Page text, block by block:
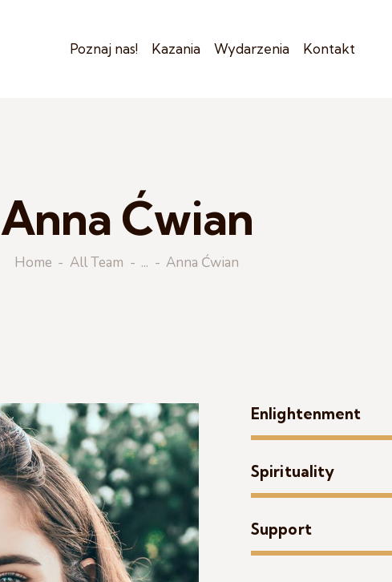
Poznaj nas! Kazania Wydarzenia Kontakt
Anna Ćwian
Home All Team ... Anna Ćwian
Enlightenment
Spirituality
Support